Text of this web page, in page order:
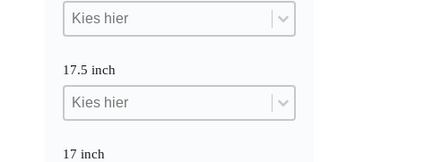
18 inch
18 inch
18 inch
17.5 inch
17.5 inch
17.5 inch
17.5 inch
17 inch